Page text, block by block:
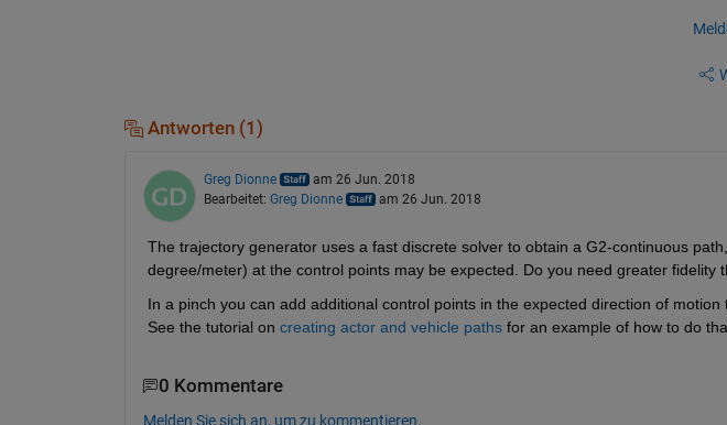
Antworten (1)
Greg Dionne
am 26 Jun. 2018
Bearbeitet: Greg Dionne am 26 Jun. 2018
The trajectory generator uses a fast discrete solver to obtain a G2-continuous
degree/meter) at the control points may be expected. Do you need greater fidelity
In a pinch you can add additional control points in the expected direction of
See the tutorial on creating actor and vehicle paths for an example of how to do
0 Kommentare
Melden Sie sich an, um zu kommentieren.